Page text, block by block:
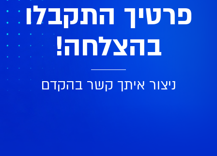
פרטיך התקבלו
בהצלחה!
ניצור איתך קשר בהקדם